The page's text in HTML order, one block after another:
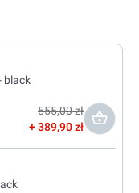
black
555,00 zł
389,90 zł